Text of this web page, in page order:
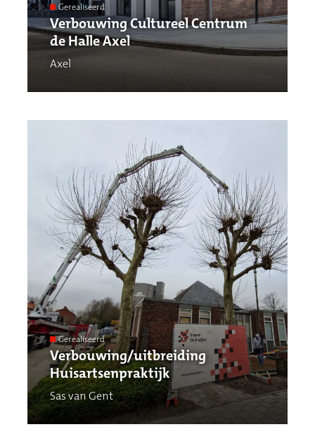
Gerealiseerd
Verbouwing Cultureel Centrum
de Halle Axel
Axel
Gerealiseerd
Verbouwing/uitbreiding
Huisartsenpraktijk
Sas van Gent